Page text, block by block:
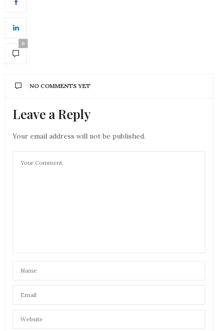
0
NO COMMENTS YET
Leave a Reply
Your email address will not be published.